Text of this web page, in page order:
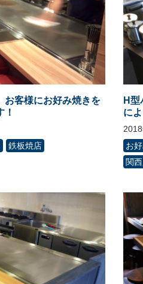
お客様にお好み焼きを
鉄板焼店
H
に
お
関